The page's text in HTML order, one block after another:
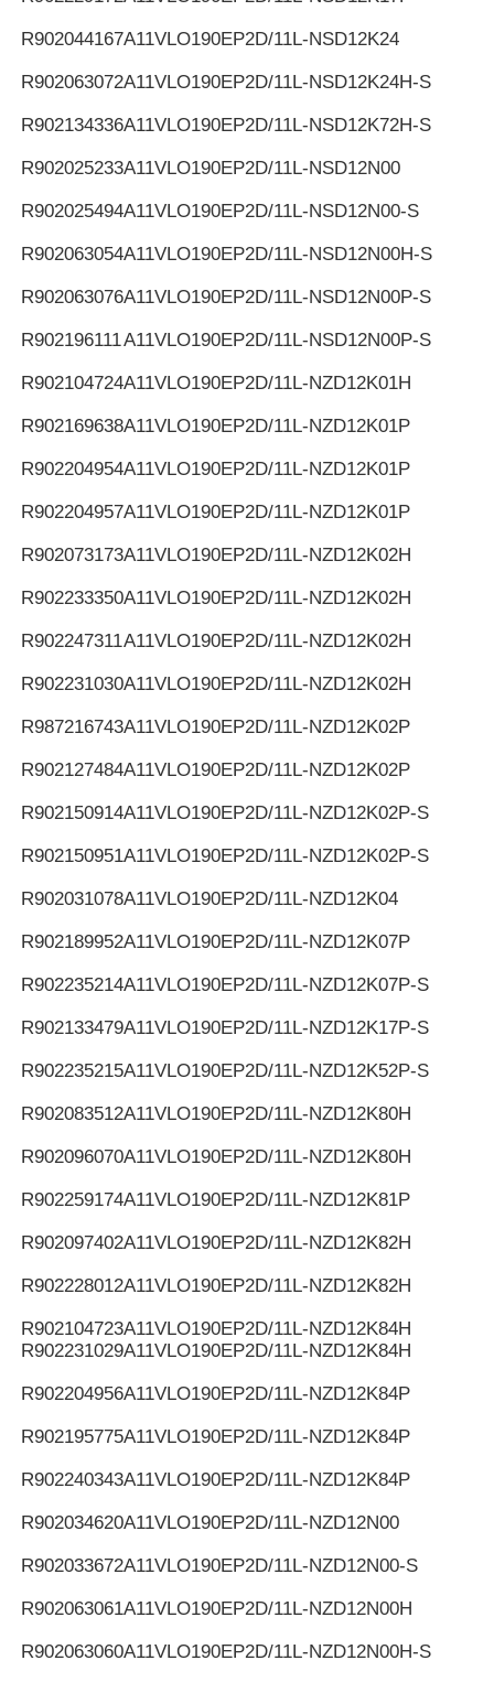
R902044167A11VLO190EP2D/11L-NSD12K24
R902063072A11VLO190EP2D/11L-NSD12K24H-S
R902134336A11VLO190EP2D/11L-NSD12K72H-S
R902025233A11VLO190EP2D/11L-NSD12N00
R902025494A11VLO190EP2D/11L-NSD12N00-S
R902063054A11VLO190EP2D/11L-NSD12N00H-S
R902063076A11VLO190EP2D/11L-NSD12N00P-S
R902196111A11VLO190EP2D/11L-NSD12N00P-S
R902104724A11VLO190EP2D/11L-NZD12K01H
R902169638A11VLO190EP2D/11L-NZD12K01P
R902204954A11VLO190EP2D/11L-NZD12K01P
R902204957A11VLO190EP2D/11L-NZD12K01P
R902073173A11VLO190EP2D/11L-NZD12K02H
R902233350A11VLO190EP2D/11L-NZD12K02H
R902247311A11VLO190EP2D/11L-NZD12K02H
R902231030A11VLO190EP2D/11L-NZD12K02H
R987216743A11VLO190EP2D/11L-NZD12K02P
R902127484A11VLO190EP2D/11L-NZD12K02P
R902150914A11VLO190EP2D/11L-NZD12K02P-S
R902150951A11VLO190EP2D/11L-NZD12K02P-S
R902031078A11VLO190EP2D/11L-NZD12K04
R902189952A11VLO190EP2D/11L-NZD12K07P
R902235214A11VLO190EP2D/11L-NZD12K07P-S
R902133479A11VLO190EP2D/11L-NZD12K17P-S
R902235215A11VLO190EP2D/11L-NZD12K52P-S
R902083512A11VLO190EP2D/11L-NZD12K80H
R902096070A11VLO190EP2D/11L-NZD12K80H
R902259174A11VLO190EP2D/11L-NZD12K81P
R902097402A11VLO190EP2D/11L-NZD12K82H
R902228012A11VLO190EP2D/11L-NZD12K82H
R902104723A11VLO190EP2D/11L-NZD12K84H
R902231029A11VLO190EP2D/11L-NZD12K84H
R902204956A11VLO190EP2D/11L-NZD12K84P
R902195775A11VLO190EP2D/11L-NZD12K84P
R902240343A11VLO190EP2D/11L-NZD12K84P
R902034620A11VLO190EP2D/11L-NZD12N00
R902033672A11VLO190EP2D/11L-NZD12N00-S
R902063061A11VLO190EP2D/11L-NZD12N00H
R902063060A11VLO190EP2D/11L-NZD12N00H-S